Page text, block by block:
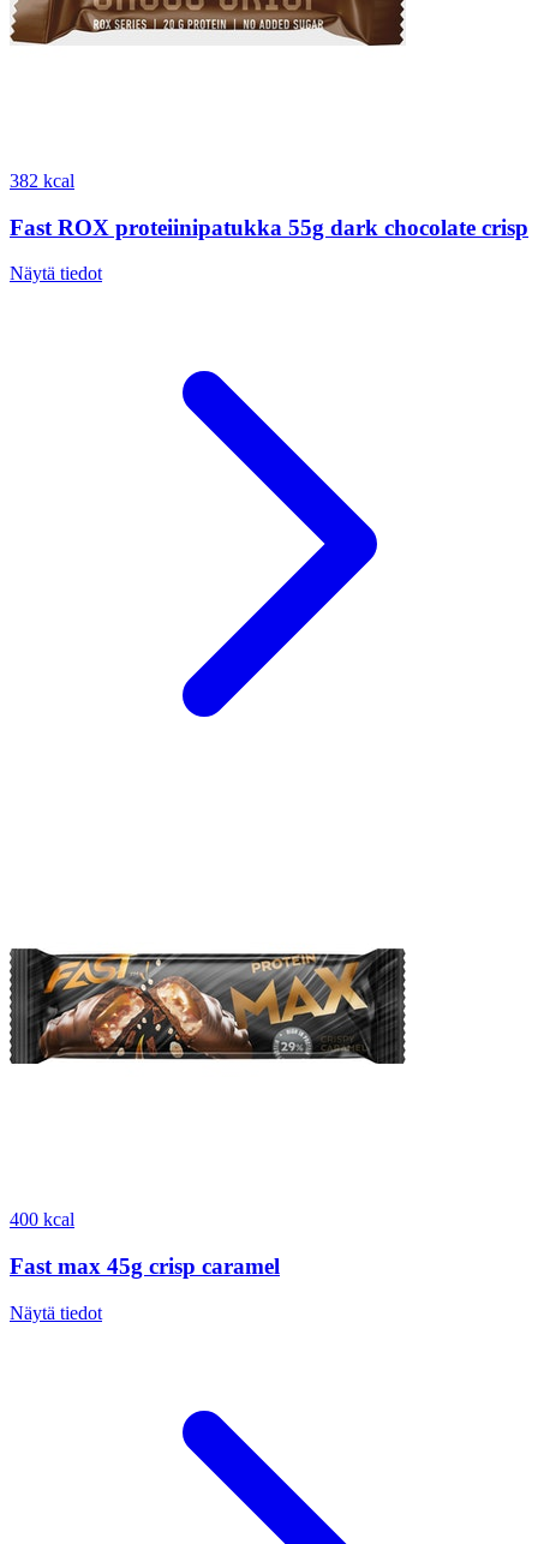
382 kcal
Fast ROX proteiinipatukka 55g dark chocolate crisp
Näytä tiedot
400 kcal
Fast max 45g crisp caramel
Näytä tiedot